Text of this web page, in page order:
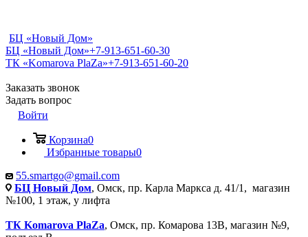
БЦ «Новый Дом»
БЦ «Новый Дом»+7-913-651-60-30
ТК «Komarova PlaZa»+7-913-651-60-20
Заказать звонок
Задать вопрос
Войти
Корзина0
Избранные товары0
55.smartgo@gmail.com
БЦ Новый Дом, Омск, пр. Карла Маркса д. 41/1, магазин
№100, 1 этаж, у лифта
ТК Komarova PlaZa, Омск, пр. Комарова 13В, магазин №9,